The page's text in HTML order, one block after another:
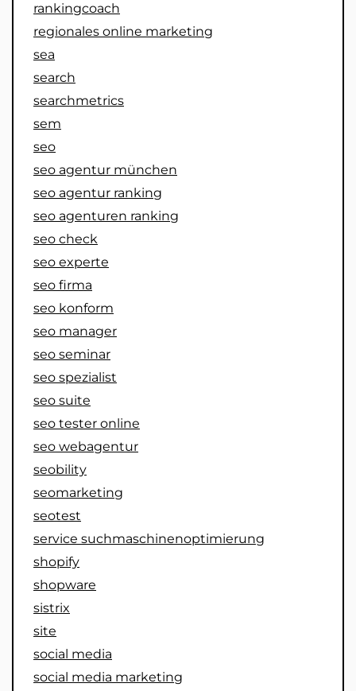
rankingcoach
regionales online marketing
sea
search
searchmetrics
sem
seo
seo agentur münchen
seo agentur ranking
seo agenturen ranking
seo check
seo experte
seo firma
seo konform
seo manager
seo seminar
seo spezialist
seo suite
seo tester online
seo webagentur
seobility
seomarketing
seotest
service suchmaschinenoptimierung
shopify
shopware
sistrix
site
social media
social media marketing